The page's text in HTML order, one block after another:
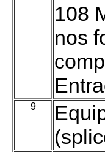
108
nos
9